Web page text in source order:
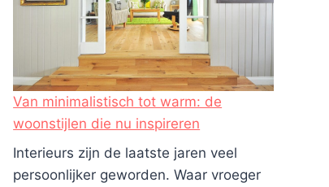
Van minimalistisch tot warm: de
woonstijlen die nu inspireren
Interieurs zijn de laatste jaren veel
persoonlijker geworden. Waar vroeger